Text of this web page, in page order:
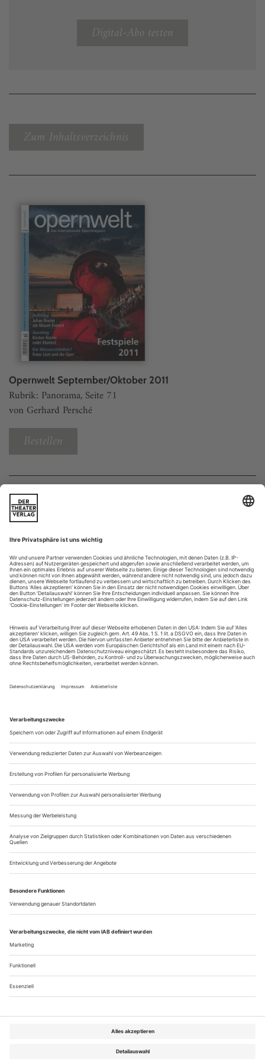
Digital-Abo testen
Zum Inhaltsverzeichnis
Opernwelt September/Oktober 2011
Rubrik: Panorama, Seite 71
von Gerhard Persché
Bestellen
Weitere Beiträge
Was kommt
Jahrbuch der Opernwelt
Zum Ende der letzten Spielzeit sorgtenGiacomo
Meyerbeers«Les Huguenots» für Aufsehen. Zu Beginn der
neuen Spielzeit kommen zwei weitere seiner bislang generell
nur selten gespielten Opern auf die Bühne: «L’Africaine» in
Wo steht das «Opernhaus des Jahres»? Wer ist «Sänger des
Jahres»? Wie jedes Jahr wird das«Opernwelt»-J...
Bregenzer Festspiele
Günter Rhomberg bei den Bregenzer Festspielen. Außerdem
steht der nächste künstlerische Chef Roland Geyer (bislang
Theater an der Wien) bereits in den Startlöchern. Trotzdem
hat David Pountney noch das Sagen am Bodensee. Und er hat
bei der englischen Komponistin Judith Weir eine
Uraufführung bestellt....
Geschlossene Gesellschaft
Cooperstown | Glimmerglass Festival | Cherubini: Medea
«Alles steht und fällt mit der Medea» – eine Binsenweisheit
für jede Aufführung von Euripides’ Tragödie. Sie gilt natürlich
auch für Luigi Cherubinis gleichnamige Oper von 1797.
Francesca Zambello, Intendantin des Glimmerglass Festivals,
traf eine glänzende Wahl, indem sie mit Alexandra Deshorties
eine bemerkenswerte Sängerdarstellerin engagierte. Die
Stimme der...
Über uns Kontakt Kritikerumfrage Newsletter